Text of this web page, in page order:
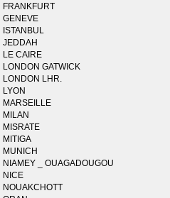
FRANKFURT
GENEVE
ISTANBUL
JEDDAH
LE CAIRE
LONDON GATWICK
LONDON LHR.
LYON
MARSEILLE
MILAN
MISRATE
MITIGA
MUNICH
NIAMEY _ OUAGADOUGOU
NICE
NOUAKCHOTT